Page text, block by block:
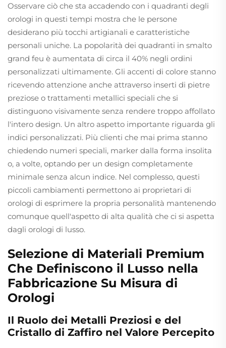
Osservare ciò che sta accadendo con i quadranti degli
orologi in questi tempi mostra che le persone
desiderano più tocchi artigianali e caratteristiche
personali uniche. La popolarità dei quadranti in smalto
grand feu è aumentata di circa il 40% negli ordini
personalizzati ultimamente. Gli accenti di colore stanno
ricevendo attenzione anche attraverso inserti di pietre
preziose o trattamenti metallici speciali che si
distinguono visivamente senza rendere troppo affollato
l'intero design. Un altro aspetto importante riguarda gli
indici personalizzati. Più clienti che mai prima stanno
chiedendo numeri speciali, marker dalla forma insolita
o, a volte, optando per un design completamente
minimale senza alcun indice. Nel complesso, questi
piccoli cambiamenti permettono ai proprietari di
orologi di esprimere la propria personalità mantenendo
comunque quell'aspetto di alta qualità che ci si aspetta
dagli orologi di lusso.
Selezione di Materiali Premium
Che Definiscono il Lusso nella
Fabbricazione Su Misura di
Orologi
Il Ruolo dei Metalli Preziosi e del
Cristallo di Zaffiro nel Valore Percepito